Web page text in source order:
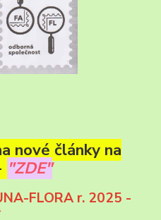
nové články na
"ZDE"
FLORA r. 2025 -